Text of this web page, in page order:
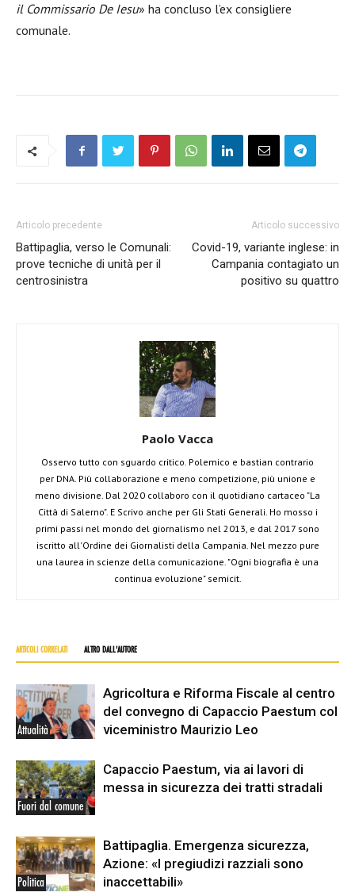
il Commissario De Iesu» ha concluso l’ex consigliere
comunale.
Articolo precedente
Battipaglia, verso le Comunali:
prove tecniche di unità per il
centrosinistra
Articolo successivo
Covid-19, variante inglese: in
Campania contagiato un
positivo su quattro
Paolo Vacca
Osservo tutto con sguardo critico. Polemico e bastian contrario
per DNA. Più collaborazione e meno competizione, più unione e
meno divisione. Dal 2020 collaboro con il quotidiano cartaceo "La
Città di Salerno". E Scrivo anche per Gli Stati Generali. Ho mosso i
primi passi nel mondo del giornalismo nel 2013, e dal 2017 sono
iscritto all'Ordine dei Giornalisti della Campania. Nel mezzo pure
una laurea in scienze della comunicazione. "Ogni biografia è una
continua evoluzione" semicit.
ARTICOLI CORRELATI ALTRO DALL'AUTORE
Attualità
Agricoltura e Riforma Fiscale al centro
del convegno di Capaccio Paestum col
viceministro Maurizio Leo
Fuori dal comune
Capaccio Paestum, via ai lavori di
messa in sicurezza dei tratti stradali
Politica
Battipaglia. Emergenza sicurezza,
Azione: «I pregiudizi razziali sono
inaccettabili»